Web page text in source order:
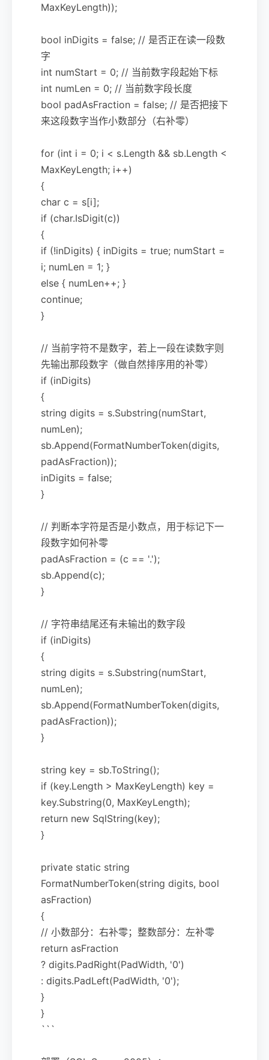
MaxKeyLength));
bool inDigits = false; // 是否正在读一段数
字
int numStart = 0; // 当前数字段起始下标
int numLen = 0; // 当前数字段长度
bool padAsFraction = false; // 是否把接下
来这段数字当作小数部分（右补零）
for (int i = 0; i < s.Length && sb.Length <
MaxKeyLength; i++)
{
char c = s[i];
if (char.IsDigit(c))
{
if (!inDigits) { inDigits = true; numStart =
i; numLen = 1; }
else { numLen++; }
continue;
}
// 当前字符不是数字，若上一段在读数字则
先输出那段数字（做自然排序用的补零）
if (inDigits)
{
string digits = s.Substring(numStart,
numLen);
sb.Append(FormatNumberToken(digits,
padAsFraction));
inDigits = false;
}
// 判断本字符是否是小数点，用于标记下一
段数字如何补零
padAsFraction = (c == '.');
sb.Append(c);
}
// 字符串结尾还有未输出的数字段
if (inDigits)
{
string digits = s.Substring(numStart,
numLen);
sb.Append(FormatNumberToken(digits,
padAsFraction));
}
string key = sb.ToString();
if (key.Length > MaxKeyLength) key =
key.Substring(0, MaxKeyLength);
return new SqlString(key);
}
private static string
FormatNumberToken(string digits, bool
asFraction)
{
// 小数部分：右补零；整数部分：左补零
return asFraction
? digits.PadRight(PadWidth, '0')
: digits.PadLeft(PadWidth, '0');
}
}
```